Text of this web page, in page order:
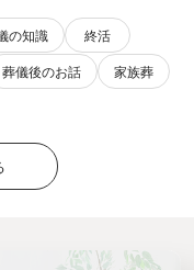
の知識
終活
葬儀後のお話 家族葬